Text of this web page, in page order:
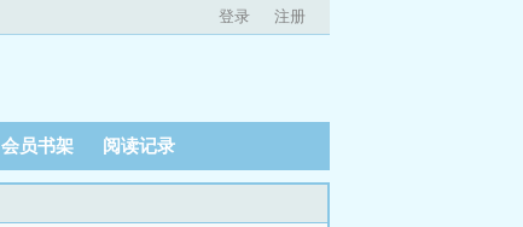
登录 注册
会员书架 阅读记录